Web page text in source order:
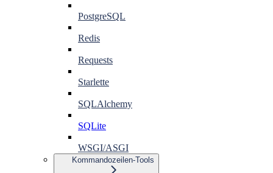
PostgreSQL
Redis
Requests
Starlette
SQLAlchemy
SQLite
WSGI/ASGI
Kommandozeilen-Tools